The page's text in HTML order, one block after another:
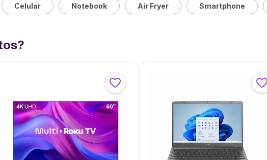
Celular Notebook Air Fryer Smartphone